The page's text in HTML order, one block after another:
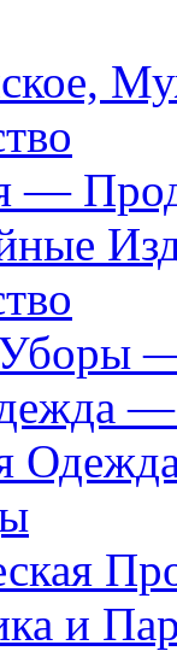
—
Уборы
и